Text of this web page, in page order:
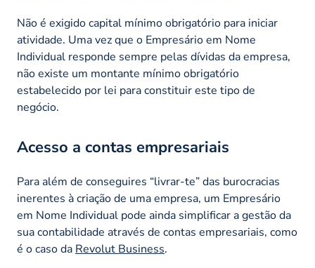
Não é exigido capital mínimo obrigatório para iniciar
atividade. Uma vez que o Empresário em Nome
Individual responde sempre pelas dívidas da empresa,
não existe um montante mínimo obrigatório
estabelecido por lei para constituir este tipo de
negócio.
Acesso a contas empresariais
Para além de conseguires “livrar-te” das burocracias
inerentes à criação de uma empresa, um Empresário
em Nome Individual pode ainda simplificar a gestão da
sua contabilidade através de contas empresariais, como
é o caso da Revolut Business.